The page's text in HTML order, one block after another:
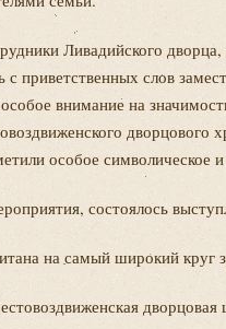
Ливадийского
с приветственных слов
внимание на
особое символическое
состоялось
на самый широкий круг